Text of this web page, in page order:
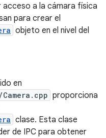
a la cámara física
para crear el
objeto en el nivel del
en
proporciona
clase. Esta clase
de IPC para obtener